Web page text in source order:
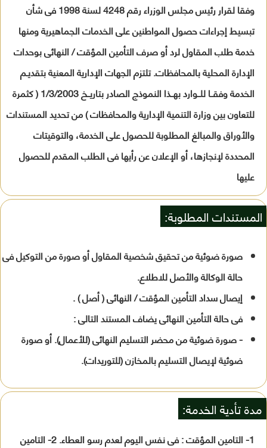
وفقا لقرار رئيس مجلس الوزراء رقم 4248 لسنة 1998 فى شأن
تبسيط إجراءات حصول المواطنين على الخدمات الجماهيرية ومنها
خدمة طلب المقاول لرد أو صرف التأمين المؤقت / النهائى بوحدات
الإدارة المحلية بالمحافظات. تلتزم الجهات الإدارية المعنية بتقديـم
الخدمة وفقــا للــوارد بهــذا النموذج الصادر بتاريــخ 1/3/2003 ( كثمرة
للتعاون بين وزارة التنمية الإدارية والمحافظات ) من تحديد المستندات
والأوراق والمبالغ المطلوبة للحصول على الخدمة، والتوقيتات
المحددة لإنجازها، أو الإعلان عن رأيها فى الطلب المقدم للحصول
عليها
المستندات المطلوبة:
صورة ضوئية من تحقيق شخصية المقاول أو صورة من التوكيل فى
حالة الوكالة والأصل للاطلاع.
إيصال سداد التأمين المؤقت / النهائى ( أصل ) .
فى حالة التأمين النهائى يضاف المستند التالى :
- صورة ضوئية من محضر التسليم النهائى (للأعمال). أو صورة
ضوئية لإيصال التسليم بالمخازن (للتوريدات).
مدة تأدية الخدمة:
1- التامين المؤقت : فى نفس اليوم لعدم رسو العطاء. 2- التامين